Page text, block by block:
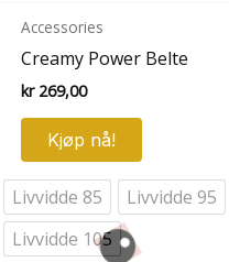
Accessories
Creamy Power Belte
kr269,00
Kjøp nå!
Dette
har
flere
Livvidde 85
Livvidde 95
Livvidde 105